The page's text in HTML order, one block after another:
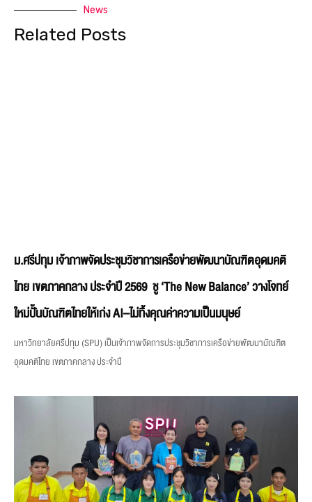
News
Related Posts
ม.ศรีปทุม เจ้าภาพจัดประชุมวิชาการเครือข่ายพัฒนาบัณฑิตอุดมคติ
ไทย เขตภาคกลาง ประจำปี 2569 ชู ‘The New Balance’ วางโจทย์
ใหม่ปั้นบัณฑิตไทยให้เก่ง AI–ไม่ทิ้งคุณค่าความเป็นมนุษย์
มหาวิทยาลัยศรีปทุม (SPU) เป็นเจ้าภาพจัดการประชุมวิชาการเครือข่ายพัฒนาบัณฑิต
อุดมคติไทย เขตภาคกลาง ประจำปี